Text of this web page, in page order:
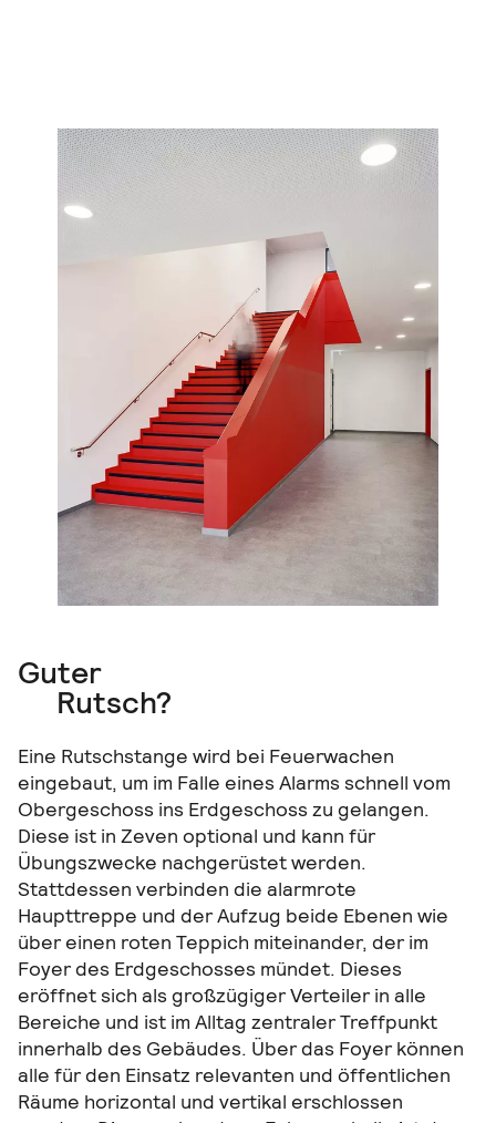
Guter
Rutsch?
Eine Rutschstange wird bei Feuerwachen
eingebaut, um im Falle eines Alarms schnell vom
Obergeschoss ins Erdgeschoss zu gelangen.
Diese ist in Zeven optional und kann für
Übungszwecke nachgerüstet werden.
Stattdessen verbinden die alarmrote
Haupttreppe und der Aufzug beide Ebenen wie
über einen roten Teppich miteinander, der im
Foyer des Erdgeschosses mündet. Dieses
eröffnet sich als großzügiger Verteiler in alle
Bereiche und ist im Alltag zentraler Treffpunkt
innerhalb des Gebäudes. Über das Foyer können
alle für den Einsatz relevanten und öffentlichen
Räume horizontal und vertikal erschlossen